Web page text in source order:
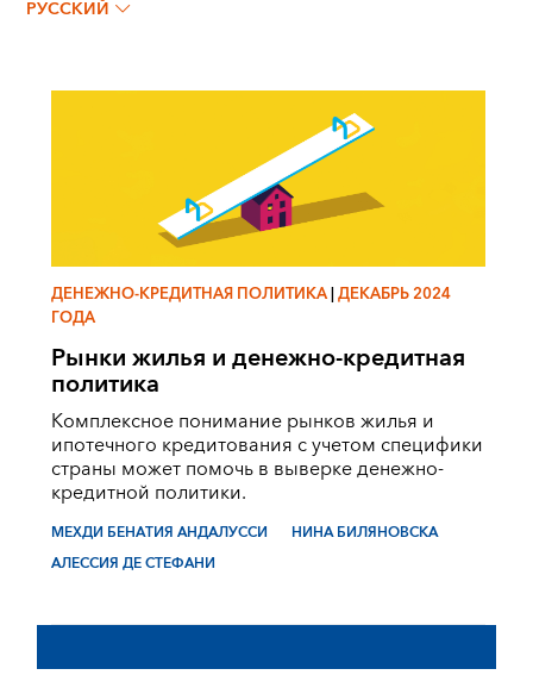
РУССКИЙ
ДЕНЕЖНО-КРЕДИТНАЯ ПОЛИТИКА|ДЕКАБРЬ 2024
ГОДА
Рынки жилья и денежно-кредитная
политика
Комплексное понимание рынков жилья и
ипотечного кредитования с учетом специфики
страны может помочь в выверке денежно-
кредитной политики.
МЕХДИ БЕНАТИЯ АНДАЛУССИ
НИНА БИЛЯНОВСКА
АЛЕССИЯ ДЕ СТЕФАНИ